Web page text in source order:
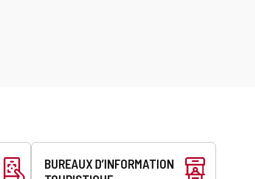
BUREAUX D’INFORMATION